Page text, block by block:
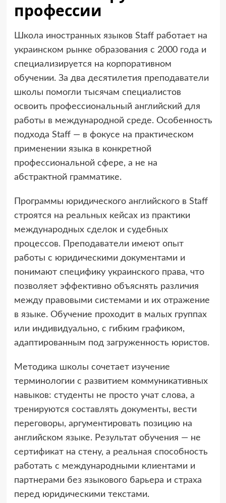
профессии
Школа иностранных языков Staff работает на
украинском рынке образования с 2000 года и
специализируется на корпоративном
обучении. За два десятилетия преподаватели
школы помогли тысячам специалистов
освоить профессиональный английский для
работы в международной среде. Особенность
подхода Staff — в фокусе на практическом
применении языка в конкретной
профессиональной сфере, а не на
абстрактной грамматике.
Программы юридического английского в Staff
строятся на реальных кейсах из практики
международных сделок и судебных
процессов. Преподаватели имеют опыт
работы с юридическими документами и
понимают специфику украинского права, что
позволяет эффективно объяснять различия
между правовыми системами и их отражение
в языке. Обучение проходит в малых группах
или индивидуально, с гибким графиком,
адаптированным под загруженность юристов.
Методика школы сочетает изучение
терминологии с развитием коммуникативных
навыков: студенты не просто учат слова, а
тренируются составлять документы, вести
переговоры, аргументировать позицию на
английском языке. Результат обучения — не
сертификат на стену, а реальная способность
работать с международными клиентами и
партнерами без языкового барьера и страха
перед юридическими текстами.